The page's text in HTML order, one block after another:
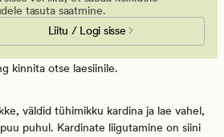
tasuta saatmine.
Liitu / Logi sisse
siis soovitame krookepaelaga
Pane siinikonksud kardinapaelas
kinnita otse laesiinile.
väldid tühimikku kardina ja lae vahel,
puhul. Kardinate liigutamine on siini